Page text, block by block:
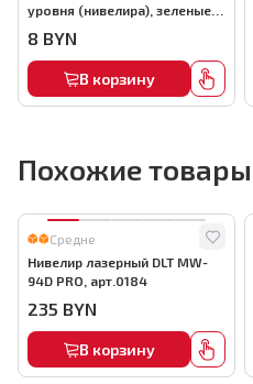
уровня (нивелира), зеленые,
8 BYN
В корзину
Похожие товары
Средне
Нивелир лазерный DLT MW-
94D PRO, арт.0184
235 BYN
В корзину